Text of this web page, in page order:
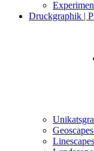
Druckgraphik |